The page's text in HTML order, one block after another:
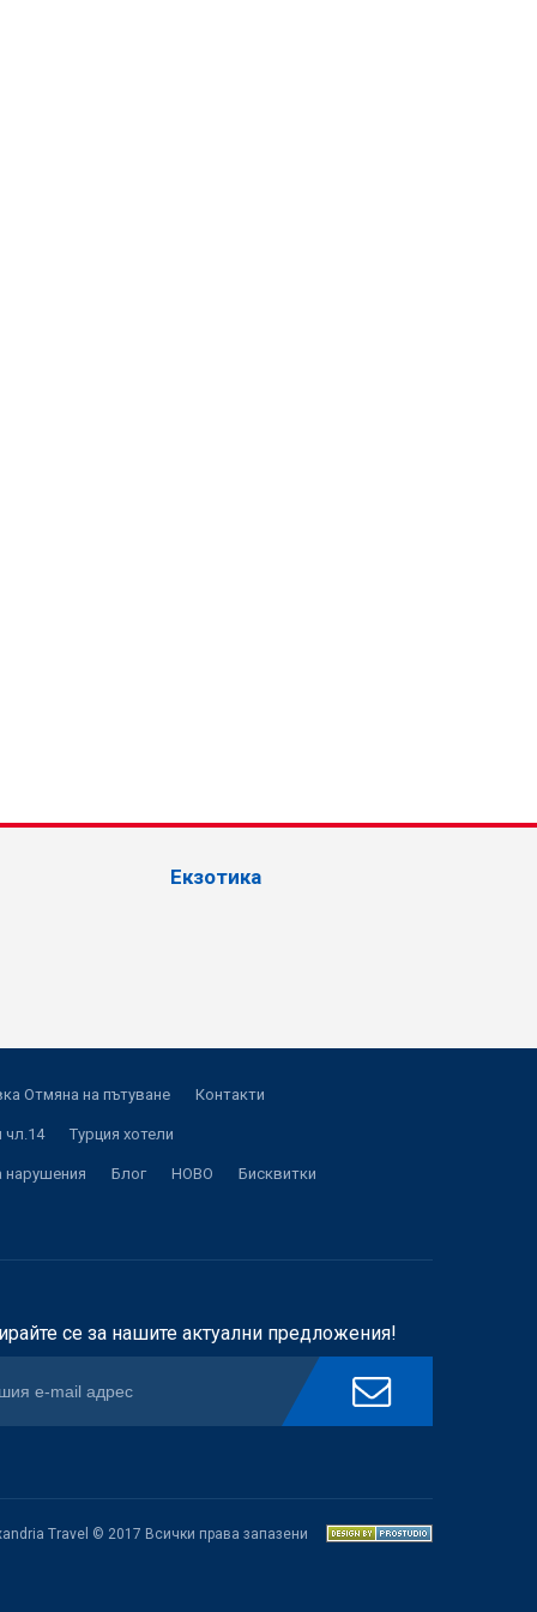
Екзотика
Отмяна на пътуване Контакти
чл.14 Турция хотели
нарушения Блог НОВО Бисквитки
се за нашите актуални предложения!
Travel © 2017 Всички права запазени